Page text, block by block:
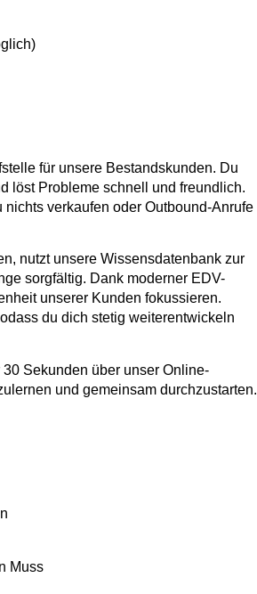
für unsere Bestandskunden. Du
löst Probleme schnell und freundlich.
verkaufen oder Outbound-Anrufe
nutzt unsere Wissensdatenbank zur
sorgfältig. Dank moderner EDV-
unserer Kunden fokussieren.
du dich stetig weiterentwickeln
Sekunden über unser Online-
und gemeinsam durchzustarten.
Muss